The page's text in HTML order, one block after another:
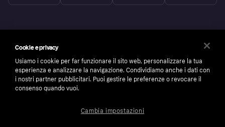
Cookie e privacy
Usiamo i cookie per far funzionare il sito web, personalizzare la tua
esperienza e analizzare la navigazione. Condividiamo anche i dati con
i nostri partner pubblicitari. Puoi gestire le preferenze o revocare il
consenso quando vuoi.
Cambia impostazioni